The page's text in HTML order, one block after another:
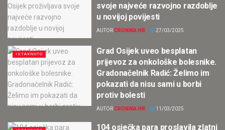
svoje najveće razvojno razdoblje
u novijoj povijesti
AUTORCRONIKA.HR 27/03/2025
ISTAKNUTO
Grad Osijek uveo besplatan
prijevoz za onkološke bolesnike.
Gradonačelnik Radić: Želimo im
pokazati da nisu sami u borbi
protiv bolesti
AUTORCRONIKA.HR 11/03/2025
104 osječka para proslavila zlatni